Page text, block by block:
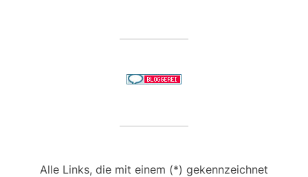
Alle Links, die mit einem (*) gekennzeichnet